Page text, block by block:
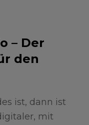
– Der
den
ist, dann ist
mit